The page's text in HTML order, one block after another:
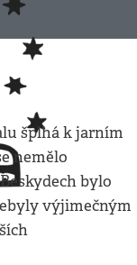
šplhá k jarním
nemělo
bylo
výjimečným